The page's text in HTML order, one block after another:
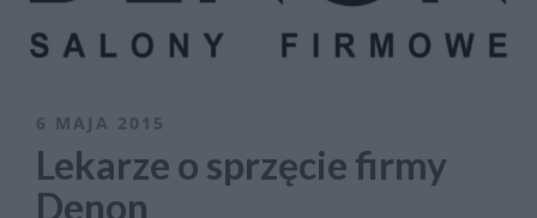
6 MAJA 2015
Lekarze o sprzęcie firmy
Denon